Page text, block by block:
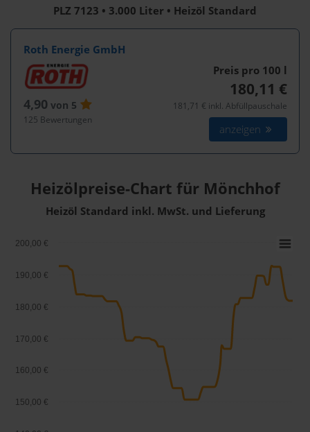
PLZ 7123 • 3.000 Liter • Heizöl Standard
Roth Energie GmbH
4,90 von 5
125 Bewertungen
Preis pro 100 l
180,11 €
181,71 € inkl. Abfüllpauschale
anzeigen
Heizölpreise-Chart für Mönchhof
Heizöl Standard inkl. MwSt. und Lieferung
150,00 €
160,00 €
170,00 €
180,00 €
190,00 €
200,00 €